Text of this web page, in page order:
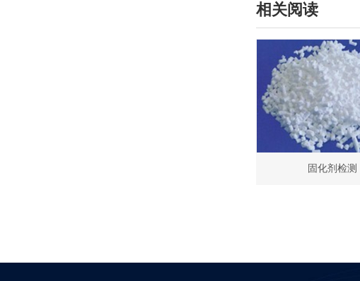
相关阅读
固化剂检测